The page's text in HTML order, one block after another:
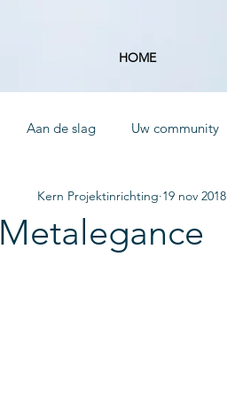
Aan de slag Uw community
Metalegance
Kern Projektinrichting 19 nov 2018
HOME